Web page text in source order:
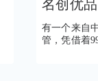
名创优品
有一个来自
管，凭借着